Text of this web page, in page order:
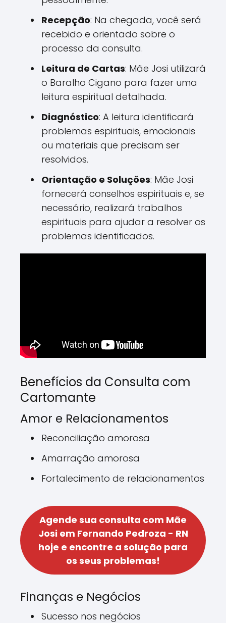
Recepção: Na chegada, você será
recebido e orientado sobre o
processo da consulta.
Leitura de Cartas: Mãe Josi utilizará
o Baralho Cigano para fazer uma
leitura espiritual detalhada.
Diagnóstico: A leitura identificará
problemas espirituais, emocionais
ou materiais que precisam ser
resolvidos.
Orientação e Soluções: Mãe Josi
fornecerá conselhos espirituais e, se
necessário, realizará trabalhos
espirituais para ajudar a resolver os
problemas identificados.
Benefícios da Consulta com
Cartomante
Amor e Relacionamentos
Reconciliação amorosa
Amarração amorosa
Fortalecimento de relacionamentos
Agende sua consulta com Mãe
Josi em Fernando Pedroza - RN
hoje e encontre a solução para
os seus problemas!
Finanças e Negócios
Sucesso nos negócios